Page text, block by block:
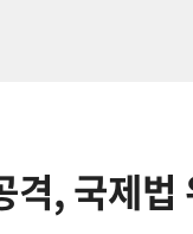
격, 국제